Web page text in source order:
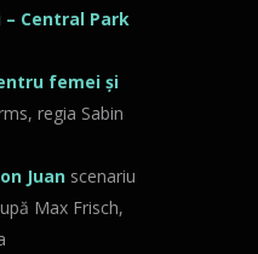
Central Park
femei și
regia Sabin
Juan scenariu
Max Frisch,